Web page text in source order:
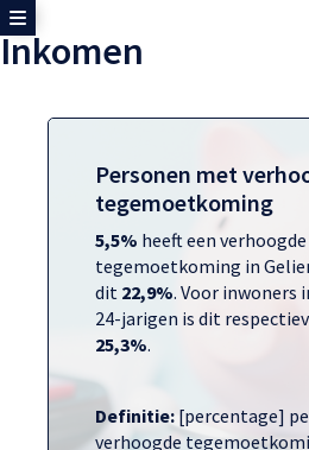
Inkomen
Toon zijmenu
Personen met
tegemoetkoming
5,5% heeft een verhoogde
tegemoetkoming in
dit 22,9%. Voor inwoners
24-jarigen is dit
25,3%.
Definitie: [percentage]
verhoogde